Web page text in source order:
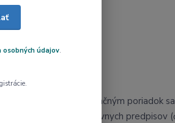
týmito reklamačným poriadok
v znení neskorších právnych predpisov
osobných údajov.